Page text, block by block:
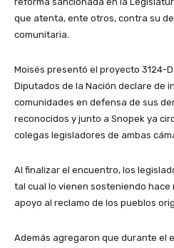
que atenta, ente otros, contra su
comunitaria.
Moisés presentó el proyecto 3124-
Diputados de la Nación declare de
comunidades en defensa de sus
reconocidos y junto a Snopek ya
colegas legisladores de ambas
Al finalizar el encuentro, los
tal cual lo vienen sosteniendo hace
apoyo al reclamo de los pueblos
Además agregaron que durante el